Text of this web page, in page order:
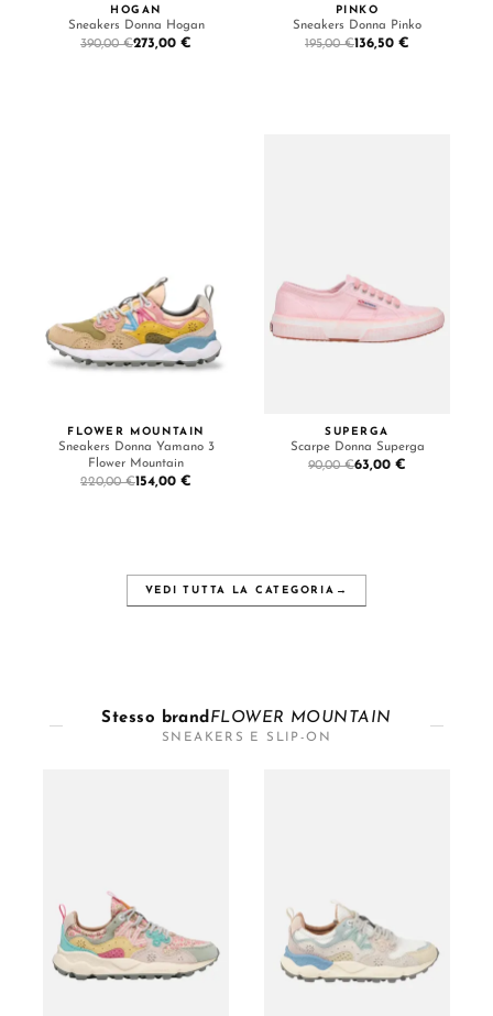
HOGAN
Sneakers Donna Hogan
390,00 €273,00 €
PINKO
Sneakers Donna Pinko
195,00 €136,50 €
FLOWER MOUNTAIN
Sneakers Donna Yamano 3
Flower Mountain
220,00 €154,00 €
SUPERGA
Scarpe Donna Superga
90,00 €63,00 €
VEDI TUTTA LA CATEGORIA →
Stesso brand FLOWER MOUNTAIN
SNEAKERS E SLIP-ON